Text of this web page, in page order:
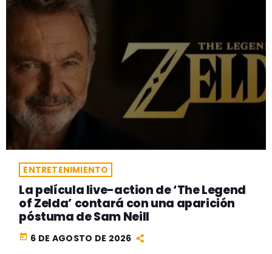
ENTRETENIMIENTO
La película live-action de ‘The Legend
of Zelda’ contará con una aparición
póstuma de Sam Neill
today 6 DE AGOSTO DE 2026